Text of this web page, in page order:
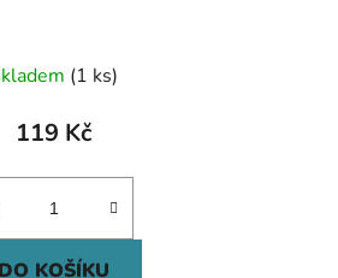
(1 ks)
119 Kč
DO KOŠÍKU